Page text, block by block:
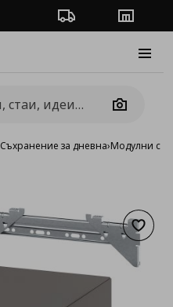
Проследяване на
Camera
Съхранение за дневна›Модулни